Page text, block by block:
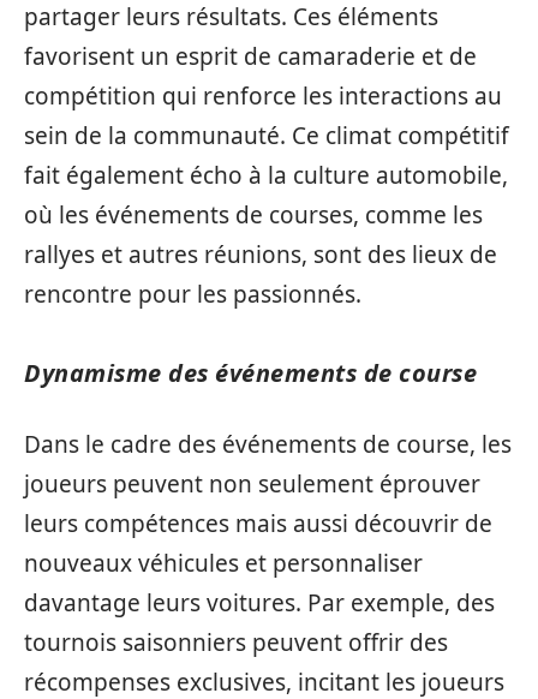
partager leurs résultats. Ces éléments
favorisent un esprit de camaraderie et de
compétition qui renforce les interactions au
sein de la communauté. Ce climat compétitif
fait également écho à la culture automobile,
où les événements de courses, comme les
rallyes et autres réunions, sont des lieux de
rencontre pour les passionnés.
Dynamisme des événements de course
Dans le cadre des événements de course, les
joueurs peuvent non seulement éprouver
leurs compétences mais aussi découvrir de
nouveaux véhicules et personnaliser
davantage leurs voitures. Par exemple, des
tournois saisonniers peuvent offrir des
récompenses exclusives, incitant les joueurs